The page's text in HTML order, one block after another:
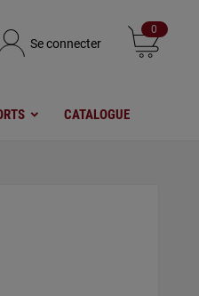
Se connecter
0
CATALOGUE